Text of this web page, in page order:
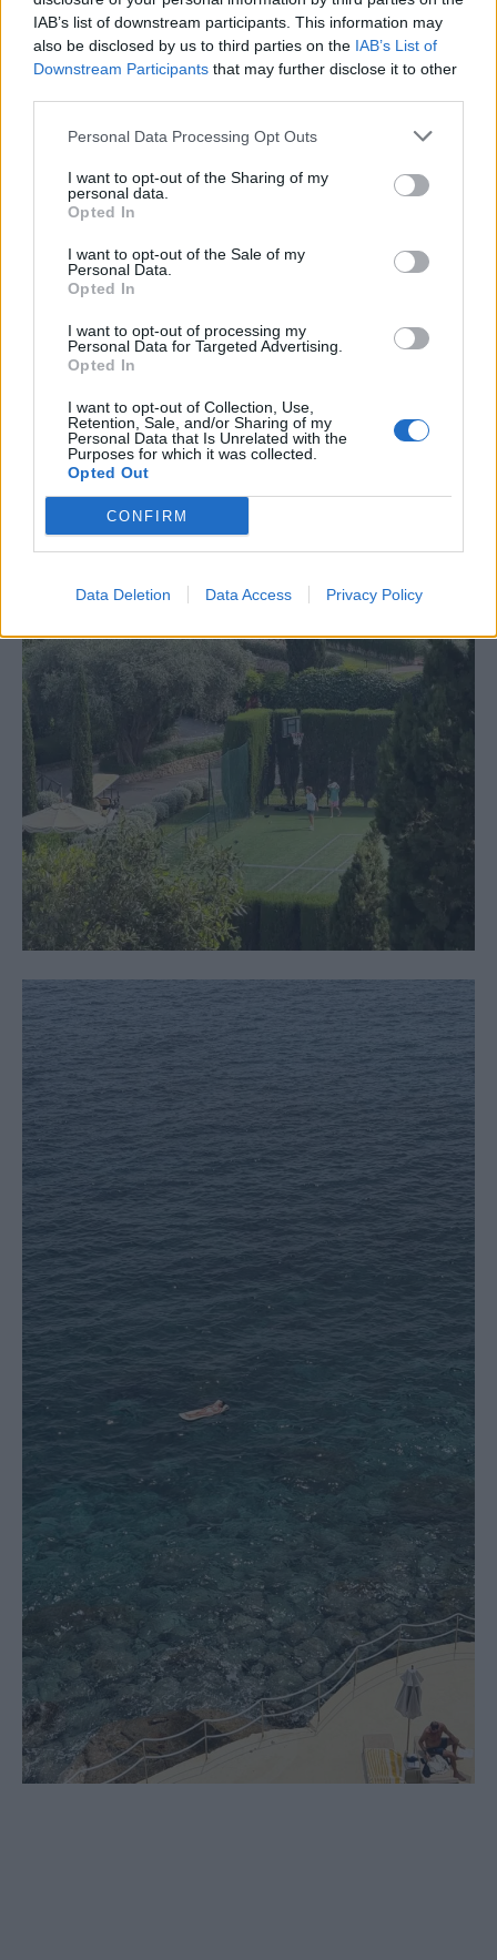
IAB’s list of downstream participants. This information may
also be disclosed by us to third parties on the IAB’s List of
Downstream Participants that may further disclose it to other
Personal Data Processing Opt Outs
I want to opt-out of the Sharing of my
personal data.
Opted In
I want to opt-out of the Sale of my
Personal Data.
Opted In
I want to opt-out of processing my
Personal Data for Targeted Advertising.
Opted In
I want to opt-out of Collection, Use,
Retention, Sale, and/or Sharing of my
Personal Data that Is Unrelated with the
Purposes for which it was collected.
Opted Out
CONFIRM
Data Deletion Data Access Privacy Policy